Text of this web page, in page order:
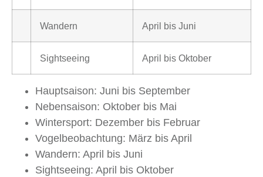
Wandern April bis Juni
Sightseeing April bis Oktober
Hauptsaison: Juni bis September
Nebensaison: Oktober bis Mai
Wintersport: Dezember bis Februar
Vogelbeobachtung: März bis April
Wandern: April bis Juni
Sightseeing: April bis Oktober